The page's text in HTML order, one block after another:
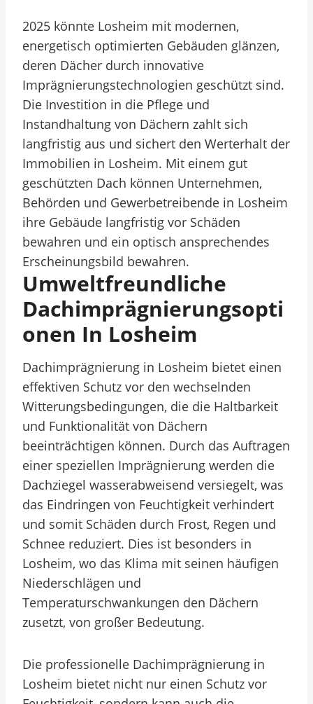
2025 könnte Losheim mit modernen,
energetisch optimierten Gebäuden glänzen,
deren Dächer durch innovative
Imprägnierungstechnologien geschützt sind.
Die Investition in die Pflege und
Instandhaltung von Dächern zahlt sich
langfristig aus und sichert den Werterhalt der
Immobilien in Losheim. Mit einem gut
geschützten Dach können Unternehmen,
Behörden und Gewerbetreibende in Losheim
ihre Gebäude langfristig vor Schäden
bewahren und ein optisch ansprechendes
Erscheinungsbild bewahren.
Umweltfreundliche
Dachimprägnierungsopti
Onen In Losheim
Dachimprägnierung in Losheim bietet einen
effektiven Schutz vor den wechselnden
Witterungsbedingungen, die die Haltbarkeit
und Funktionalität von Dächern
beeinträchtigen können. Durch das Auftragen
einer speziellen Imprägnierung werden die
Dachziegel wasserabweisend versiegelt, was
das Eindringen von Feuchtigkeit verhindert
und somit Schäden durch Frost, Regen und
Schnee reduziert. Dies ist besonders in
Losheim, wo das Klima mit seinen häufigen
Niederschlägen und
Temperaturschwankungen den Dächern
zusetzt, von großer Bedeutung.
Die professionelle Dachimprägnierung in
Losheim bietet nicht nur einen Schutz vor